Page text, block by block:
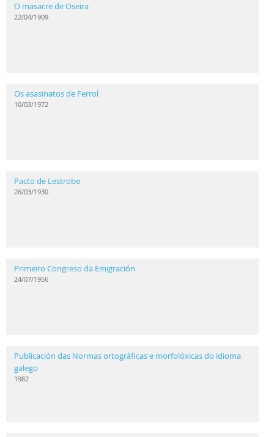
O masacre de Oseira
22/04/1909
Os asasinatos de Ferrol
10/03/1972
Pacto de Lestrobe
26/03/1930
Primeiro Congreso da Emigración
24/07/1956
Publicación das Normas ortográficas e morfolóxicas do idioma
galego
1982